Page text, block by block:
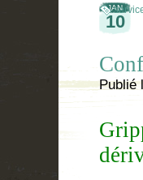
JAN
10
Publié